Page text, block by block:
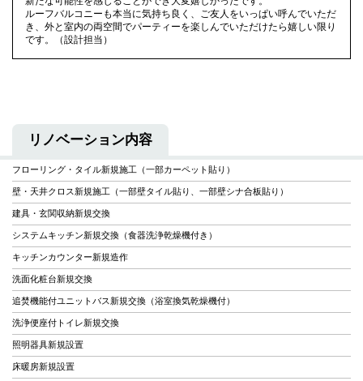
ルーフバルコニーも本当に気持ち良く、ご友人をいっぱい呼んでいただ
き、外と室内の両空間でパーティーを楽しんでいただけたら嬉しい限り
です。（設計担当）
リノベーション内容
フローリング・タイル新規施工（一部カーペット貼り）
壁・天井クロス新規施工（一部壁タイル貼り、一部壁シナ合板貼り）
建具・玄関収納新規交換
システムキッチン新規交換（食器洗浄乾燥機付き）
キッチンカウンター新規造作
洗面化粧台新規交換
追焚機能付ユニットバス新規交換（浴室換気乾燥機付）
洗浄便座付トイレ新規交換
照明器具新規設置
床暖房新規設置